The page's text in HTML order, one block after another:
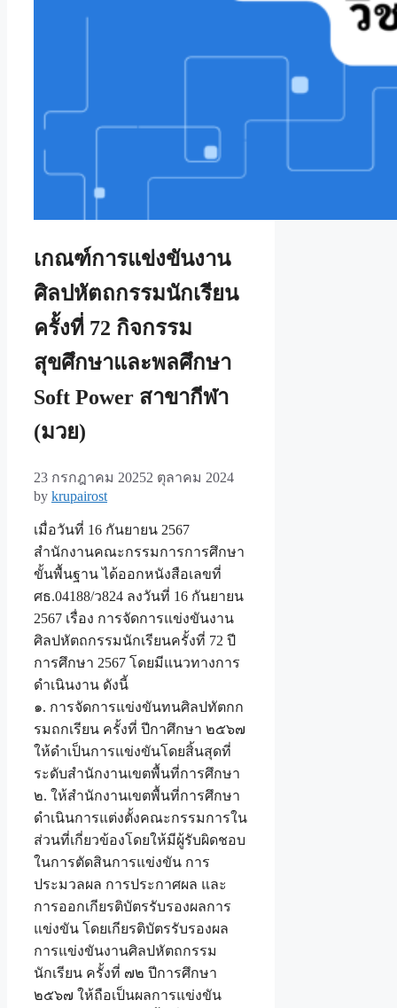
เกณฑ์การแข่งขันงาน
ศิลปหัตถกรรมนักเรียน
ครั้งที่ 72 กิจกรรม
สุขศึกษาและพลศึกษา
Soft Power สาขากีฬา
(มวย)
23 กรกฎาคม 20252 ตุลาคม 2024
by krupairost
เมื่อวันที่ 16 กันยายน 2567
สำนักงานคณะกรรมการการศึกษา
ขั้นพื้นฐาน ได้ออกหนังสือเลขที่
ศธ.04188/ว824 ลงวันที่ 16 กันยายน
2567 เรื่อง การจัดการแข่งขันงาน
ศิลปหัตถกรรมนักเรียนครั้งที่ 72 ปี
การศึกษา 2567 โดยมีแนวทางการ
ดำเนินงาน ดังนี้
๑. การจัดการแข่งขันทนศิลปทัตกก
รมถกเรียน ครั้งที่ ปีกาศึกษา ๒๕๖๗
ให้ดำเป็นการแข่งขันโดยสิ้นสุดที่
ระดับสำนักงานเขตพื้นที่การศึกษา
๒. ให้สำนักงานเขตพื้นที่การศึกษา
ดำเนินการแต่งตั้งคณะกรรมการใน
ส่วนที่เกี่ยวข้องโดยให้มีผู้รับผิดชอบ
ในการตัดสินการแข่งขัน การ
ประมวลผล การประกาศผล และ
การออกเกียรติบัตรรับรองผลการ
แข่งขัน โดยเกียรติบัตรรับรองผล
การแข่งขันงานศิลปหัตถกรรม
นักเรียน ครั้งที่ ๗๒ ปีการศึกษา
๒๕๖๗ ให้ถือเป็นผลการแข่งขัน